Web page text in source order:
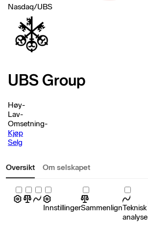
Nasdaq/UBS
UBS Group
Høy-
Lav-
Omsetning-
Kjøp
Selg
Oversikt Om selskapet
InnstillingerSammenlignTeknisk
analyse